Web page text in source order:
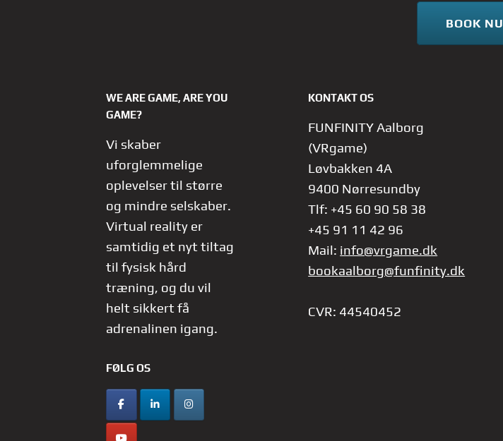
BOOK NU
WE ARE GAME, ARE YOU
GAME?
Vi skaber
uforglemmelige
oplevelser til større
og mindre selskaber.
Virtual reality er
samtidig et nyt tiltag
til fysisk hård
træning, og du vil
helt sikkert få
adrenalinen igang.
FØLG OS
KONTAKT OS
FUNFINITY Aalborg
(VRgame)
Løvbakken 4A
9400 Nørresundby
Tlf: +45 60 90 58 38
+45 91 11 42 96
Mail: info@vrgame.dk
bookaalborg@funfinity.dk
CVR: 44540452